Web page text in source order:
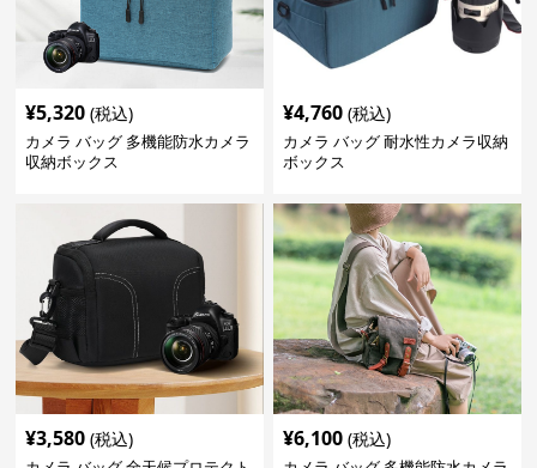
¥5,320 (税込)
カメラ バッグ 多機能防水カメラ
収納ボックス
¥4,760 (税込)
カメラ バッグ 耐水性カメラ収納
ボックス
¥3,580 (税込) ¥6,100 (税込)